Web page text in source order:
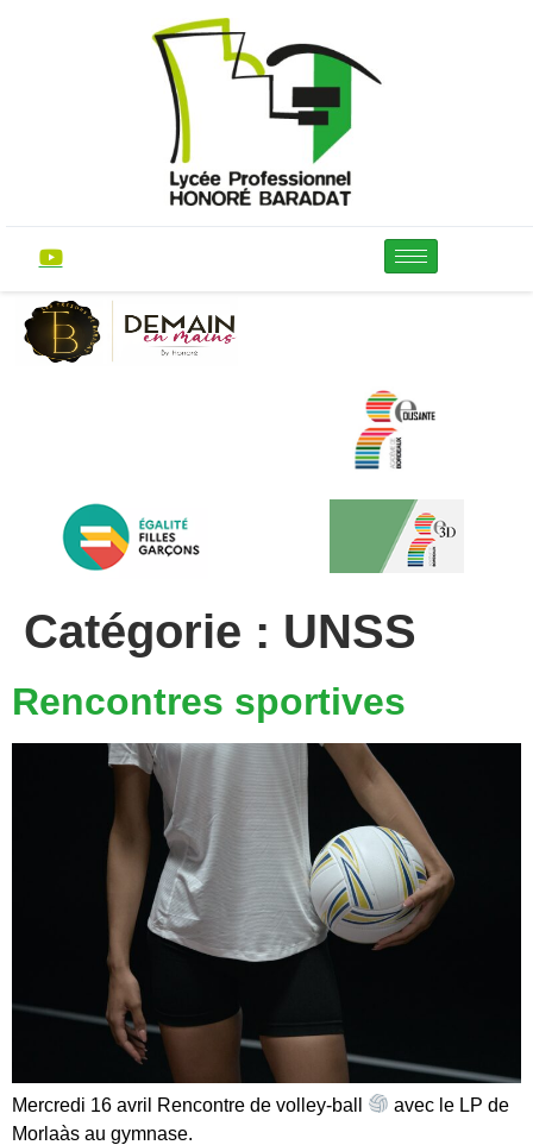
Catégorie : UNSS
Rencontres sportives
Mercredi 16 avril Rencontre de volley-ball
avec le LP de
Morlaàs au gymnase.